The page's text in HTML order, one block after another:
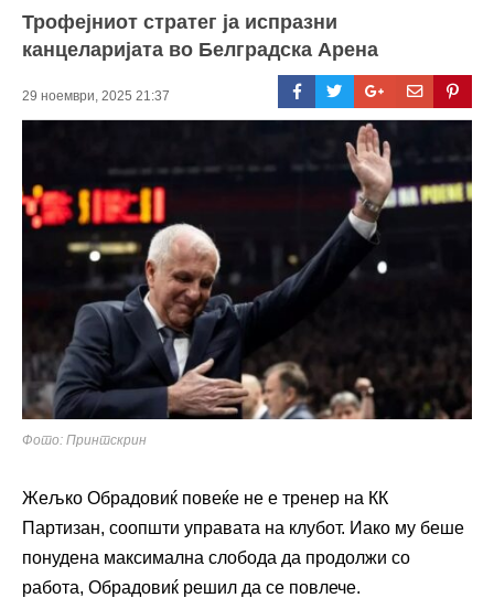
Трофејниот стратег ја испразни
канцеларијата во Белградска Арена
29 ноември, 2025 21:37
Фото: Принтскрин
Жељко Обрадовиќ повеќе не е тренер на КК
Партизан, соопшти управата на клубот. Иако му беше
понудена максимална слобода да продолжи со
работа, Обрадовиќ решил да се повлече.